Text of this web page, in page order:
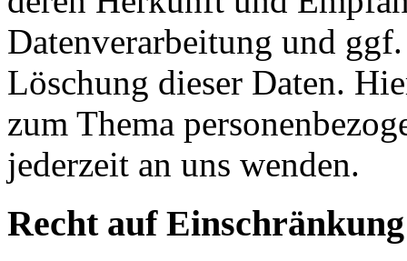
Datenverarbeitung und
Löschung dieser Daten.
zum Thema
jederzeit an uns wenden.
Recht auf